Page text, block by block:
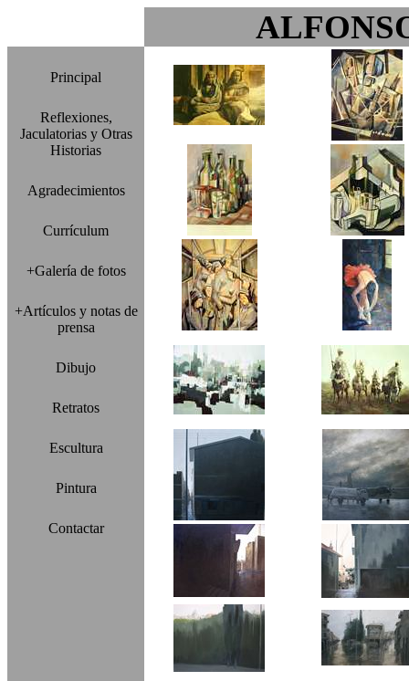
Principal
Reflexiones,
Jaculatorias y Otras
Historias
Agradecimientos
Currículum
+Galería de fotos
+Artículos y notas de
prensa
Dibujo
Retratos
Escultura
Pintura
Contactar